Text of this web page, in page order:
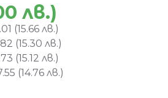
лв.)
(15.66 лв.)
(15.30 лв.)
(15.12 лв.)
(14.76 лв.)